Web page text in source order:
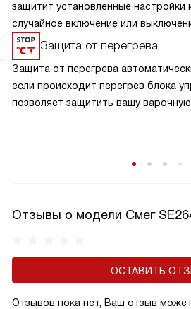
защитит установленные настройки
случайное включение или
Защита от перегрева
Защита от перегрева
если происходит перегрев блока
позволяет защитить вашу
Отзывы о модели Смег
ОСТАВИТЬ
Отзывов пока нет, Ваш отзыв